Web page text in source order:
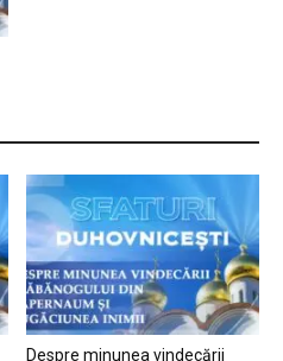
Despre minunea vindecării